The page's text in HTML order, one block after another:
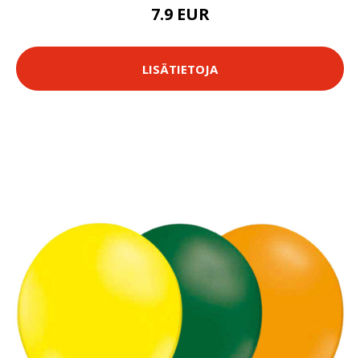
7.9 EUR
LISÄTIETOJA